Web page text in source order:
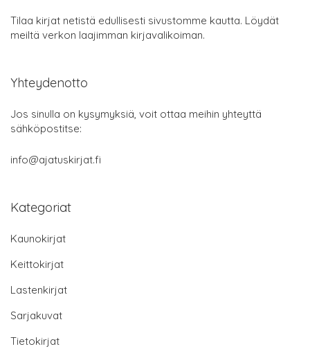
Tilaa kirjat netistä edullisesti sivustomme kautta. Löydät
meiltä verkon laajimman kirjavalikoiman.
Yhteydenotto
Jos sinulla on kysymyksiä, voit ottaa meihin yhteyttä
sähköpostitse:
info@ajatuskirjat.fi
Kategoriat
Kaunokirjat
Keittokirjat
Lastenkirjat
Sarjakuvat
Tietokirjat